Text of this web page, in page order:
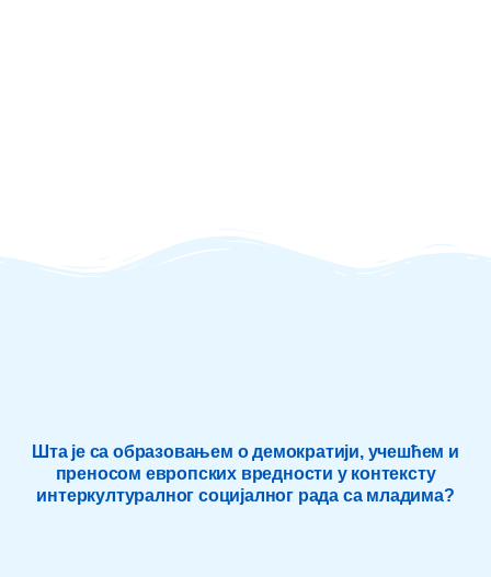
Шта је са образовањем о демократији, учешћем и
преносом европских вредности у контексту
интеркултуралног социјалног рада са младима?